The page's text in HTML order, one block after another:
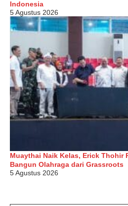
Indonesia
5 Agustus 2026
Muaythai Naik Kelas, Erick Thohir
Bangun Olahraga dari Grassroots
5 Agustus 2026